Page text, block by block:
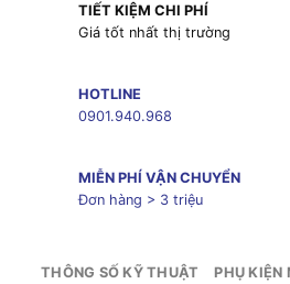
TIẾT KIỆM CHI PHÍ
Giá tốt nhất thị trường
HOTLINE
0901.940.968
MIỄN PHÍ VẬN CHUYỂN
Đơn hàng > 3 triệu
THÔNG SỐ KỸ THUẬT PHỤ KIỆN